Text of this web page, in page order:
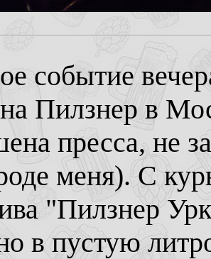
событие
Пилзнер в
пресса, не
меня). С
"Пилзнер
в пустую